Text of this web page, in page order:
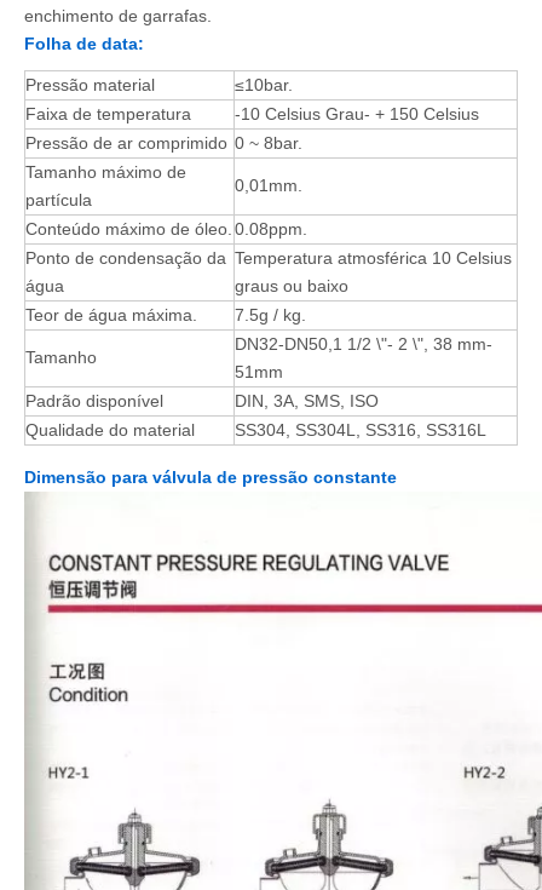
enchimento de garrafas.
Folha de data:
Pressão material
≤10bar.
Faixa de temperatura
-10 Celsius Grau- + 150 Celsius
Pressão de ar comprimido 0 ~ 8bar.
Tamanho máximo de
partícula
0,01mm.
Conteúdo máximo de óleo. 0.08ppm.
Ponto de condensação da
água
Temperatura atmosférica 10 Celsius
graus ou baixo
Teor de água máxima.
7.5g / kg.
Tamanho
DN32-DN50,1 1/2 \"- 2 \", 38 mm-
51mm
Padrão disponível
DIN, 3A, SMS, ISO
Qualidade do material
SS304, SS304L, SS316, SS316L
Dimensão para válvula de pressão constante